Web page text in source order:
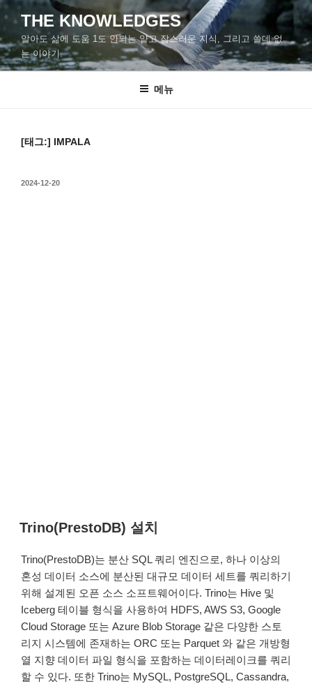
콘
츠
로
바
THE KNOWLEDGES
알아도 삶에 도움 1도 안되는 얕고 잡스러운 지식, 그리고 쓸데 없
는 이야기.
메뉴
[태그:] IMPALA
작
2024-12-20
Trino(PrestoDB) 설치
Trino(PrestoDB)는 분산 SQL 쿼리 엔진으로, 하나 이상의
혼성 데이터 소스에 분산된 대규모 데이터 세트를 쿼리하기
위해 설계된 오픈 소스 소프트웨어이다. Trino는 Hive 및
Iceberg 테이블 형식을 사용하여 HDFS, AWS S3, Google
Cloud Storage 또는 Azure Blob Storage 같은 다양한 스토
리지 시스템에 존재하는 ORC 또는 Parquet 와 같은 개방형
열 지향 데이터 파일 형식을 포함하는 데이터레이크를 쿼리
할 수 있다. 또한 Trino는 MySQL, PostgreSQL, Cassandra,